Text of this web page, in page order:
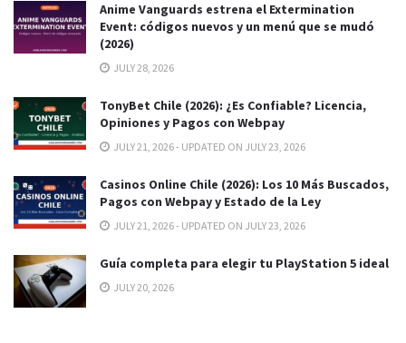
Anime Vanguards estrena el Extermination
Event: códigos nuevos y un menú que se mudó
(2026)
JULY 28, 2026
TonyBet Chile (2026): ¿Es Confiable? Licencia,
Opiniones y Pagos con Webpay
JULY 21, 2026 - UPDATED ON JULY 23, 2026
Casinos Online Chile (2026): Los 10 Más Buscados,
Pagos con Webpay y Estado de la Ley
JULY 21, 2026 - UPDATED ON JULY 23, 2026
Guía completa para elegir tu PlayStation 5 ideal
JULY 20, 2026